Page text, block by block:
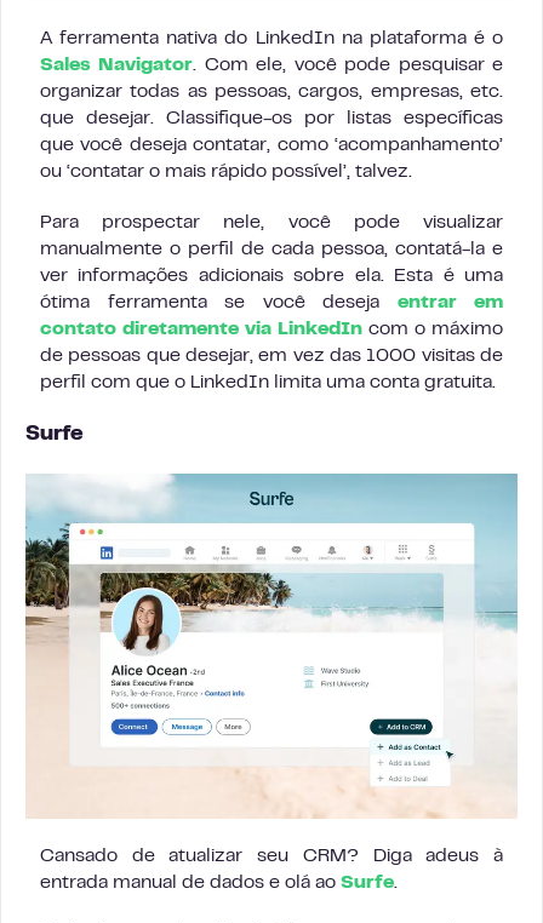
A ferramenta nativa do LinkedIn na plataforma é o
Sales Navigator . Com ele, você pode pesquisar e
organizar todas as pessoas, cargos, empresas, etc.
que desejar. Classifique-os por listas específicas
que você deseja contatar, como ‘acompanhamento’
ou ‘contatar o mais rápido possível’, talvez.
Para prospectar nele, você pode visualizar
manualmente o perfil de cada pessoa, contatá-la e
ver informações adicionais sobre ela. Esta é uma
ótima ferramenta se você deseja entrar em
contato diretamente via LinkedIn com o máximo
de pessoas que desejar, em vez das 1000 visitas de
perfil com que o LinkedIn limita uma conta gratuita.
Surfe
Cansado de atualizar seu CRM? Diga adeus à
entrada manual de dados e olá ao Surfe